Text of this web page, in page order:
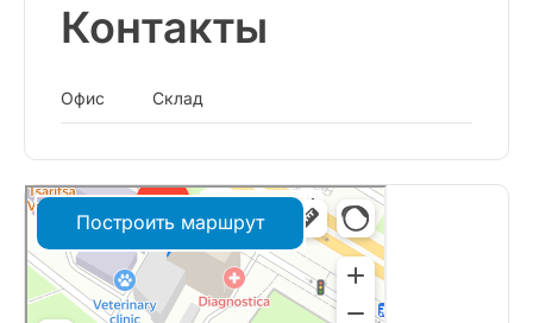
Контакты
Офис Склад
Построить маршрут